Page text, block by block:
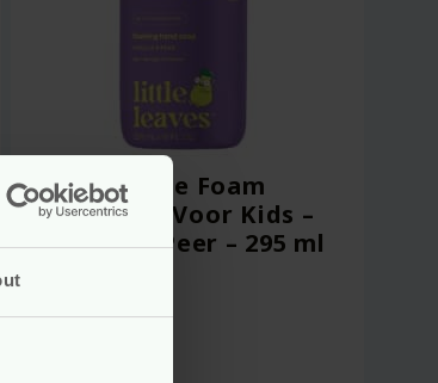
Natuurlijke Foam
Handzeep Voor Kids –
Vanille & Peer – 295 ml
vegan